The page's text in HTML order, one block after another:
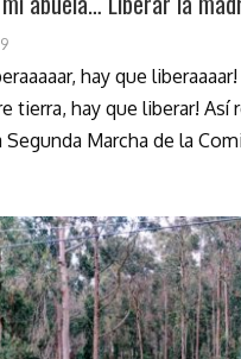
hay que liberaaaar!
tierra, hay que liberar! Así
Segunda Marcha de la